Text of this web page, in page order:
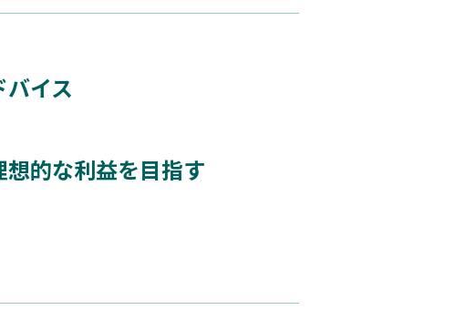
イス
的な利益を目指す